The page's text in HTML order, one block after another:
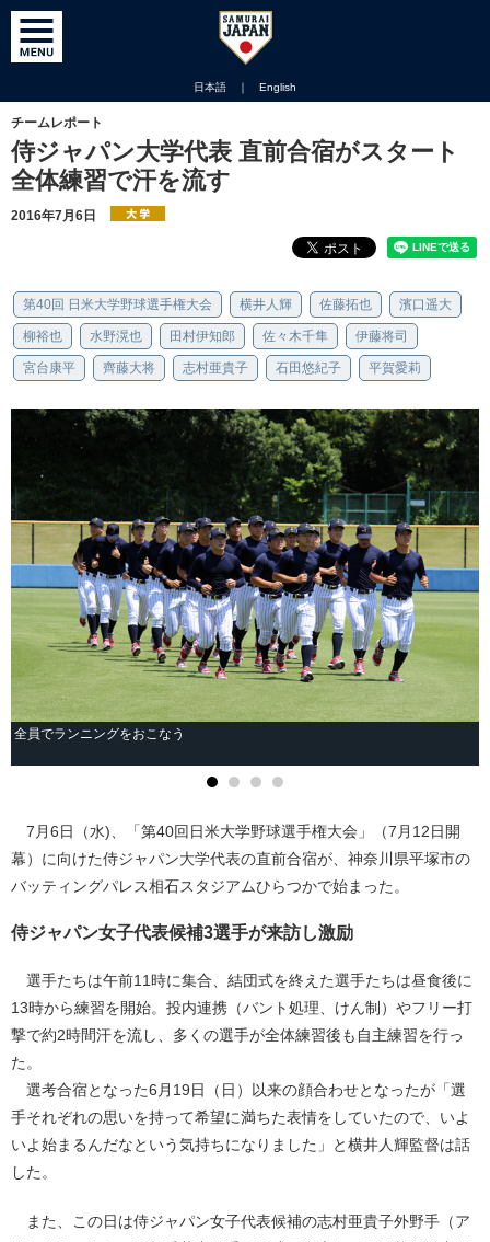
日本語 ｜ English
チームレポート
侍ジャパン大学代表 直前合宿がスタート
全体練習で汗を流す
2016年7月6日
第40回 日米大学野球選手権大会 横井人輝 佐藤拓也 濱口遥大
柳裕也 水野滉也 田村伊知郎 佐々木千隼 伊藤将司
宮台康平 齊藤大将 志村亜貴子 石田悠紀子 平賀愛莉
全員でランニングをおこなう
7月6日（水)、「第40回日米大学野球選手権大会」（7月12日開
幕）に向けた侍ジャパン大学代表の直前合宿が、神奈川県平塚市の
バッティングパレス相石スタジアムひらつかで始まった。
侍ジャパン女子代表候補3選手が来訪し激励
選手たちは午前11時に集合、結団式を終えた選手たちは昼食後に
13時から練習を開始。投内連携（バント処理、けん制）やフリー打
撃で約2時間汗を流し、多くの選手が全体練習後も自主練習を行っ
た。
選考合宿となった6月19日（日）以来の顔合わせとなったが「選
手それぞれの思いを持って希望に満ちた表情をしていたので、いよ
いよ始まるんだなという気持ちになりました」と横井人輝監督は話
した。
また、この日は侍ジャパン女子代表候補の志村亜貴子外野手（ア